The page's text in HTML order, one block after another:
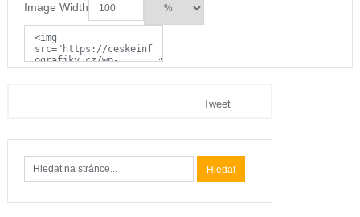
Image Width
Tweet